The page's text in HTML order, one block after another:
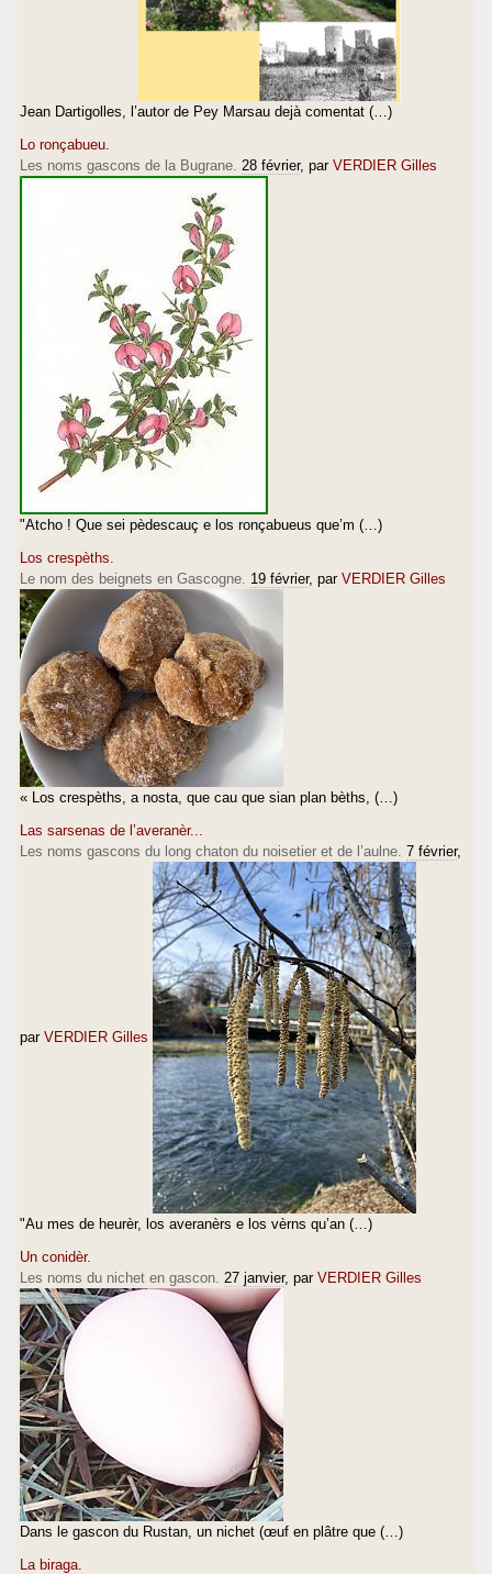
Jean Dartigolles, l’autor de Pey Marsau dejà comentat (…)
Lo ronçabueu.
Les noms gascons de la Bugrane. 28 février, par VERDIER Gilles
"Atcho ! Que sei pèdescauç e los ronçabueus que’m (…)
Los crespèths.
Le nom des beignets en Gascogne. 19 février, par VERDIER Gilles
« Los crespèths, a nosta, que cau que sian plan bèths, (…)
Las sarsenas de l’averanèr...
Les noms gascons du long chaton du noisetier et de l’aulne. 7 février,
par VERDIER Gilles
"Au mes de heurèr, los averanèrs e los vèrns qu’an (…)
Un conidèr.
Les noms du nichet en gascon. 27 janvier, par VERDIER Gilles
Dans le gascon du Rustan, un nichet (œuf en plâtre que (…)
La biraga.